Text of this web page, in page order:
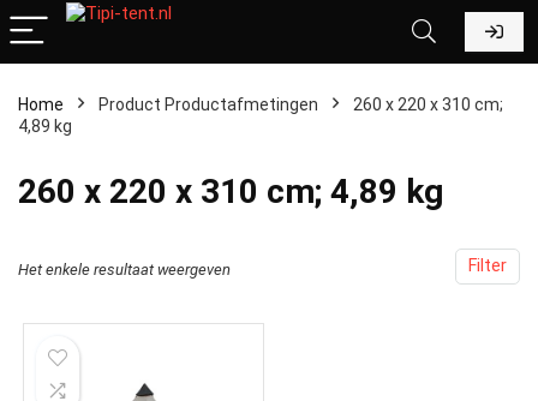
Home Product Productafmetingen
‎260 x 220 x 310 cm;
4,89 kg
‎260 x 220 x 310 cm; 4,89 kg
Filter
Het enkele resultaat weergeven